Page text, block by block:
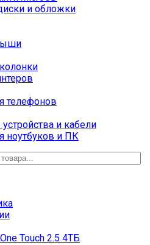
и обложки
телефонов
и кабели
ноутбуков и ПК
Touch 2.5 4ТБ